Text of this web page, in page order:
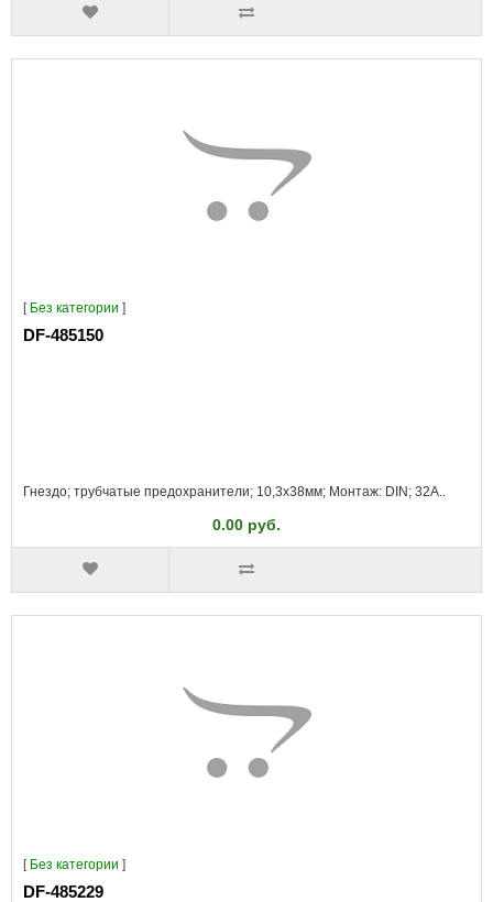
[ Без категории ]
DF-485150
Гнездо; трубчатые предохранители; 10,3x38мм; Монтаж: DIN; 32А..
0.00 руб.
[ Без категории ]
DF-485229